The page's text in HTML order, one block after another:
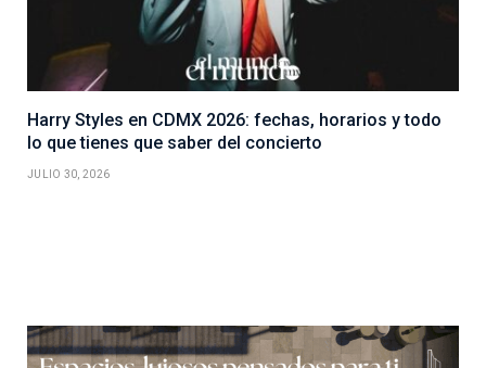
Harry Styles en CDMX 2026: fechas, horarios y todo
lo que tienes que saber del concierto
JULIO 30, 2026